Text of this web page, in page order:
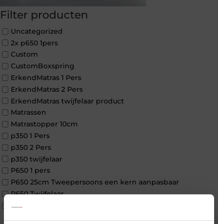
Filter producten
Uncategorized
2x p650 1pers
Custom
CustomBoxspring
ErkendMatras 1 Pers
ErkendMatras 2 Pers
ErkendMatras twijfelaar product
Matrassen
Matrastopper 10cm
p350 1 Pers
p350 2 Pers
p350 twijfelaar
P650 1 pers
P650 25cm Tweepersoons een kern aanpasbaar
P650 Twijfelaar
Toppers